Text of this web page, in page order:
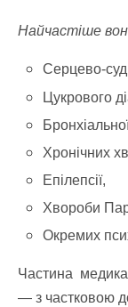
Найчастіше
Серцево-
Цукрового
Хронічних
Епілепсії,
Хвороби
Окремих
Частина
— з частковою